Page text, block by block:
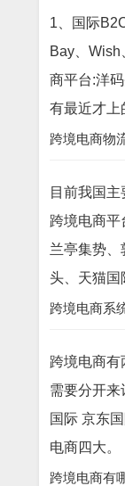
1、国际
Bay、
商平台:洋
有最近才上
跨境电商物
目前我国
跨境电商平
兰亭集势、
头、天猫国
跨境电商系
跨境电商有
需要分开来
国际 京东
电商四大。
跨境电商有